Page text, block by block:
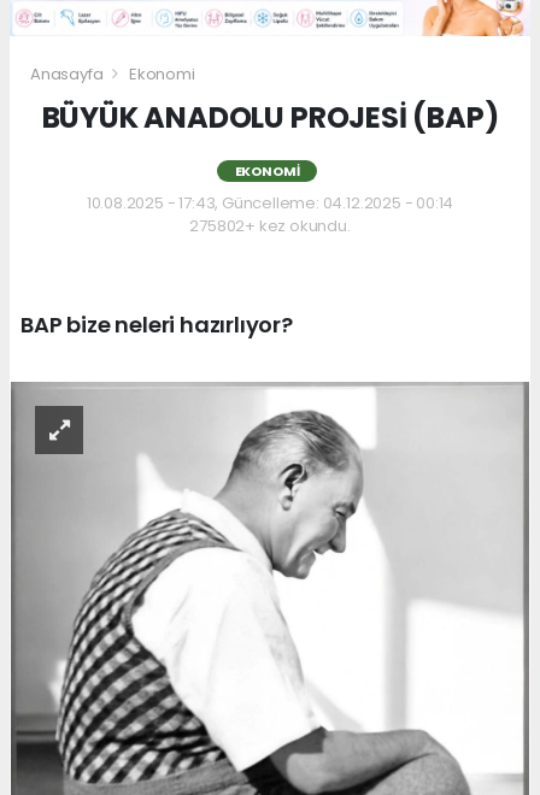
Anasayfa Ekonomi
BÜYÜK ANADOLU PROJESİ (BAP)
EKONOMI
10.08.2025 - 17:43, Güncelleme: 04.12.2025 - 00:14
275802+ kez okundu.
BAP bize neleri hazırlıyor?